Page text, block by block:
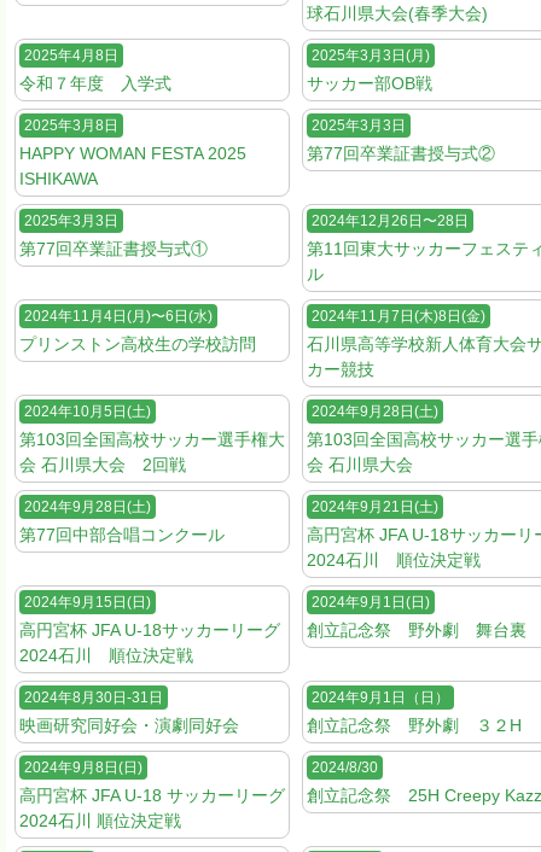
球石川県大会(春季大会)
2025年4月8日
令和７年度 入学式
2025年3月3日(月)
サッカー部OB戦
2025年3月8日
HAPPY WOMAN FESTA 2025
ISHIKAWA
2025年3月3日
第77回卒業証書授与式②
2025年3月3日
第77回卒業証書授与式①
2024年12月26日〜28日
第11回東大サッカーフェステ
ル
2024年11月4日(月)〜6日(水)
プリンストン高校生の学校訪問
2024年11月7日(木)8日(金)
石川県高等学校新人体育大会
カー競技
2024年10月5日(土)
第103回全国高校サッカー選手権大
会 石川県大会 2回戦
2024年9月28日(土)
第103回全国高校サッカー選
会 石川県大会
2024年9月28日(土)
第77回中部合唱コンクール
2024年9月21日(土)
高円宮杯 JFA U-18サッカーリ
2024石川 順位決定戦
2024年9月15日(日)
高円宮杯 JFA U-18サッカーリーグ
2024石川 順位決定戦
2024年9月1日(日)
創立記念祭 野外劇 舞台裏
2024年8月30日-31日
映画研究同好会・演劇同好会
2024年9月1日（日）
創立記念祭 野外劇 ３２H
2024年9月8日(日)
高円宮杯 JFA U-18 サッカーリーグ
2024石川 順位決定戦
2024/8/30
創立記念祭 25H Creepy Kazz